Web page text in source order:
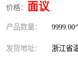
价格： 面议
产品数量： 9999.00
发货地址： 浙江省